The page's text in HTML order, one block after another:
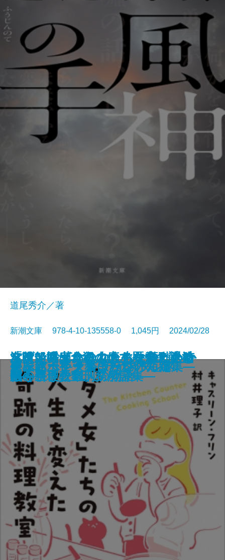
嘘があふれた世界で
巡査たちに敬礼を
希望のゆくえ
飛ぶ男
果ての海
土佐くろしお鉄道殺人事件
出版禁止 ろろるの村滞在記
TIMELESS
雷神
風神の手
道尾秀介／著
新潮文庫 978-4-10-135558-0 1,045円 2024/02/28
「ダメ女」たちの人生を変えた奇
跡の料理教室
屍衣にポケットはない
友喰い―鬼食役人のあやかし退治
帖―
もふもふ―犬猫まみれの短編集―
フランス革命の女たち―激動の時
代を生きた11人の物語―
沈没船博士、海の底で歴史の謎を
追う
オーバーヒート
夢に迷ってタクシーを呼んだ
アンソーシャル ディスタンス
名前で呼ばれたこともなかったか
ら―奈良少年刑務所詩集―